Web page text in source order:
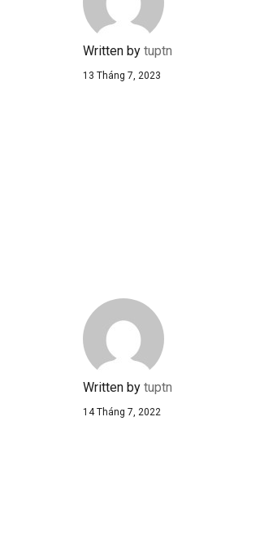
Written by tuptn
13 Tháng 7, 2023
Written by tuptn
14 Tháng 7, 2022